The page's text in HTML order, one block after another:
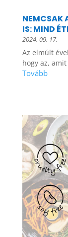
NEMCSAK
IS: MIND
2024. 09. 17.
Az elmúlt
hogy az,